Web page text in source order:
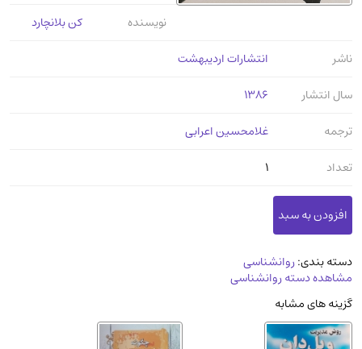
سینما و فیلم
کتاب های قدیمی دینی و مذهبی
کتاب چاپ سنگی و کتاب خطی قدیمی
جغرافیا(9)
استخدامی و کاریابی دولتی و خصوصی.سوالـات
آموزشی و کنکوری
مدرسان شریف و انتشارت ارشد کتاب‌های..
دانشگاه پیامـ نور
نویسنده
کن بلانچارد
ناشر
انتشارات اردیبهشت
سال انتشار
1386
ترجمه
غلامحسین اعرابی
تعداد
1
دسته بندی:روانشناسی
مشاهده دسته روانشناسی
گزینه های مشابه